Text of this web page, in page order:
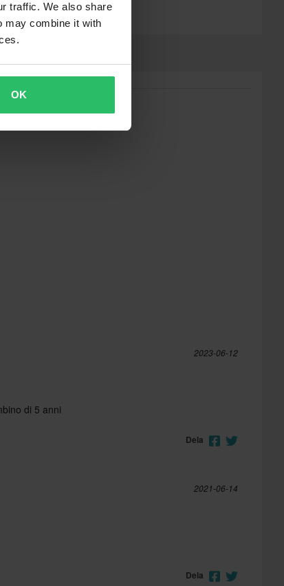
traffic. We also share
may combine it with
OK
2023-06-12
di 5 anni
Dela
2021-06-14
Dela